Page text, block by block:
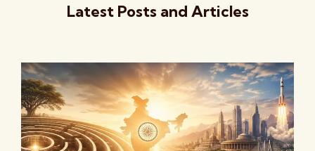
Latest Posts and Articles